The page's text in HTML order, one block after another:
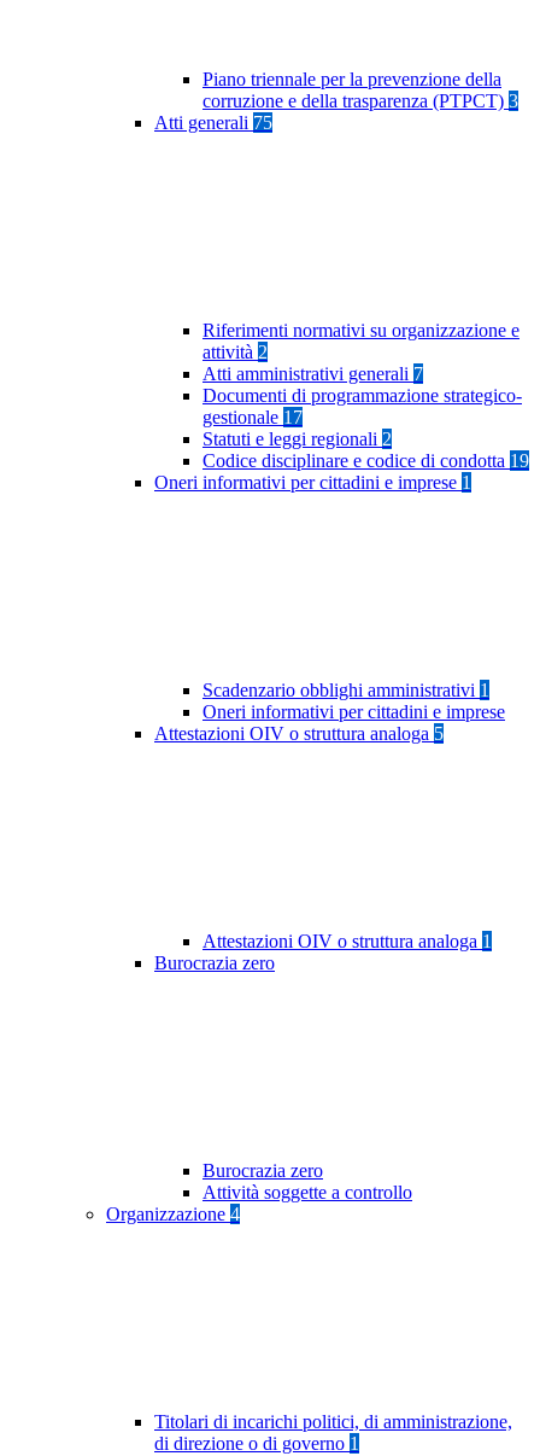
Piano triennale per la prevenzione della
corruzione e della trasparenza (PTPCT) 3
Atti generali 75
Riferimenti normativi su organizzazione e
attività 2
Atti amministrativi generali 7
Documenti di programmazione strategico-
gestionale 17
Statuti e leggi regionali 2
Codice disciplinare e codice di condotta 19
Oneri informativi per cittadini e imprese 1
Scadenzario obblighi amministrativi 1
Oneri informativi per cittadini e imprese
Attestazioni OIV o struttura analoga 5
Attestazioni OIV o struttura analoga 1
Burocrazia zero
Burocrazia zero
Attività soggette a controllo
Organizzazione 4
Titolari di incarichi politici, di amministrazione,
di direzione o di governo 1